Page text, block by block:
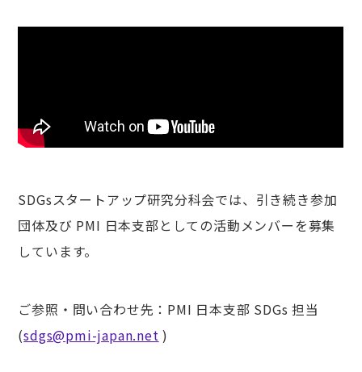
SDGsスタートアップ研究分科会では、引き続き参加
団体及び PMI 日本支部としての活動メンバーを募集
しています。
ご参照・問い合わせ先：PMI 日本支部 SDGs 担当
(sdgs@pmi-japan.net )